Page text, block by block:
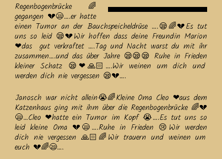
Regenbogenbrücke🌈
gegangen 💔😪….er hatte
einen Tumor an der Bauchspeicheldrüse ….😪🌈💔Es tut
uns so leid 😪💔Wir hoffen dass deine Freundin Marion
❤das gut verkraftet ….Tag und Nacht warst du mit ihr
zusammen….und das über Jahre 😪😪😪 Ruhe in Frieden
kleiner Schatz 😪❤🙏🏻….Wir weinen um dich und
werden dich nie vergessen 😪💔….
Janosch war nicht allein😭🌈Kleine Oma Cleo ❤aus dem
Katzenhaus ging mit ihm über die Regenbogenbrücke 🌈💔
😪…Cleo ❤hatte ein Tumor im Kopf 😭….Es tut uns so
leid kleine Oma 💔😪….Ruhe in Frieden 😢Wir werden
dich nie vergessen 🙏🏻🌈Wir trauern und weinen um
euch 💔🌈😪….